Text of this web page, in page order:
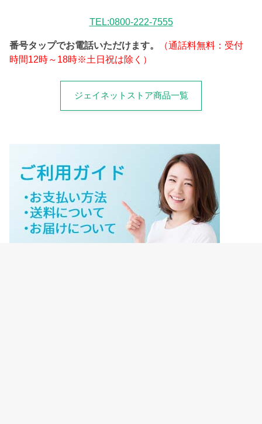
TEL:0800-222-7555
番号タップでお電話いただけます。
（通話料無料：受付
時間12時～18時※土日祝は除く）
ジェイネットストア商品一覧